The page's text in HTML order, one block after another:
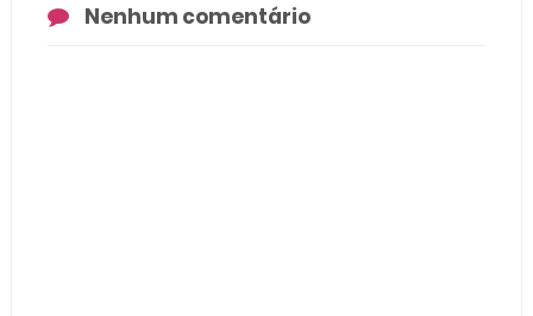
Nenhum comentário